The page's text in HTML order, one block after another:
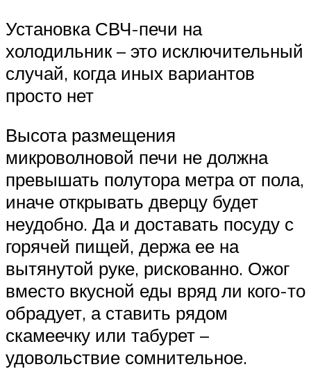
Установка СВЧ-печи на
холодильник – это исключительный
случай, когда иных вариантов
просто нет
Высота размещения
микроволновой печи не должна
превышать полутора метра от пола,
иначе открывать дверцу будет
неудобно. Да и доставать посуду с
горячей пищей, держа ее на
вытянутой руке, рискованно. Ожог
вместо вкусной еды вряд ли кого-то
обрадует, а ставить рядом
скамеечку или табурет –
удовольствие сомнительное.